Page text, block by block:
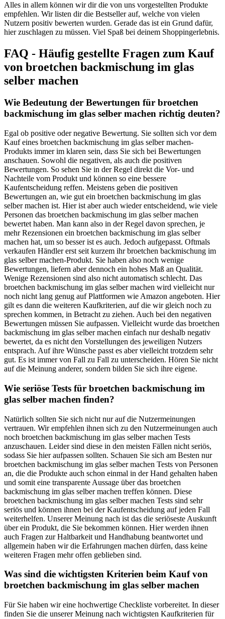
Alles in allem können wir dir die von uns vorgestellten Produkte
empfehlen. Wir listen dir die Bestseller auf, welche von vielen
Nutzern positiv bewerten wurden. Gerade das ist ein Grund dafür,
hier zuschlagen zu müssen. Viel Spaß bei deinem Shoppingerlebnis.
FAQ - Häufig gestellte Fragen zum Kauf
von broetchen backmischung im glas
selber machen
Wie Bedeutung der Bewertungen für broetchen
backmischung im glas selber machen richtig deuten?
Egal ob positive oder negative Bewertung. Sie sollten sich vor dem
Kauf eines broetchen backmischung im glas selber machen-
Produkts immer im klaren sein, dass Sie sich bei Bewertungen
anschauen. Sowohl die negativen, als auch die positiven
Bewertungen. So sehen Sie in der Regel direkt die Vor- und
Nachteile vom Produkt und können so eine bessere
Kaufentscheidung reffen. Meistens geben die positiven
Bewertungen an, wie gut ein broetchen backmischung im glas
selber machen ist. Hier ist aber auch wieder entscheidend, wie viele
Personen das broetchen backmischung im glas selber machen
bewertet haben. Man kann also in der Regel davon sprechen, je
mehr Rezensionen ein broetchen backmischung im glas selber
machen hat, um so besser ist es auch. Jedoch aufgepasst. Oftmals
verkaufen Händler erst seit kurzem ihr broetchen backmischung im
glas selber machen-Produkt. Sie haben also noch wenige
Bewertungen, liefern aber dennoch ein hohes Maß an Qualität.
Wenige Rezensionen sind also nicht automatisch schlecht. Das
broetchen backmischung im glas selber machen wird vielleicht nur
noch nicht lang genug auf Plattformen wie Amazon angeboten. Hier
gilt es dann die weiteren Kaufkriterien, auf die wir gleich noch zu
sprechen kommen, in Betracht zu ziehen. Auch bei den negativen
Bewertungen müssen Sie aufpassen. Vielleicht wurde das broetchen
backmischung im glas selber machen einfach nur deshalb negativ
bewertet, da es nicht den Vorstellungen des jeweiligen Nutzers
entsprach. Auf ihre Wünsche passt es aber vielleicht trotzdem sehr
gut. Es ist immer von Fall zu Fall zu unterscheiden. Hören Sie nicht
auf die Meinung anderer, sondern bilden Sie sich ihre eigene.
Wie seriöse Tests für broetchen backmischung im
glas selber machen finden?
Natürlich sollten Sie sich nicht nur auf die Nutzermeinungen
vertrauen. Wir empfehlen ihnen sich zu den Nutzermeinungen auch
noch broetchen backmischung im glas selber machen Tests
anzuschauen. Leider sind diese in den meisten Fällen nicht seriös,
sodass Sie hier aufpassen sollten. Schauen Sie sich am Besten nur
broetchen backmischung im glas selber machen Tests von Personen
an, die die Produkte auch schon einmal in der Hand gehalten haben
und somit eine transparente Aussage über das broetchen
backmischung im glas selber machen treffen können. Diese
broetchen backmischung im glas selber machen Tests sind sehr
seriös und können ihnen bei der Kaufentscheidung auf jeden Fall
weiterhelfen. Unserer Meinung nach ist das die seriöseste Auskunft
über ein Produkt, die Sie bekommen können. Hier werden ihnen
auch Fragen zur Haltbarkeit und Handhabung beantwortet und
allgemein haben wir die Erfahrungen machen dürfen, dass keine
weiteren Fragen mehr offen geblieben sind.
Was sind die wichtigsten Kriterien beim Kauf von
broetchen backmischung im glas selber machen
Für Sie haben wir eine hochwertige Checkliste vorbereitet. In dieser
finden Sie die unserer Meinung nach wichtigsten Kaufkriterien für